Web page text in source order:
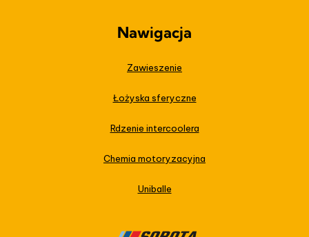
Nawigacja
Zawieszenie
Łożyska sferyczne
Rdzenie intercoolera
Chemia motoryzacyjna
Uniballe